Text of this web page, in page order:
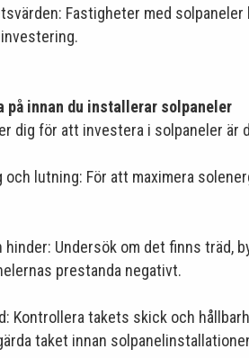
Fastigheter med
på innan du installerar solpaneler
dig för att investera i solpaneler
och lutning: För att maximera
hinder: Undersök om det finns träd,
prestanda negativt.
Kontrollera takets skick och
taket innan